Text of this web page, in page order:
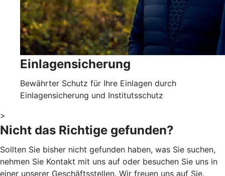
Einlagensicherung
Bewährter Schutz für Ihre Einlagen durch
Einlagensicherung und Institutsschutz
>
Nicht das Richtige gefunden?
Sollten Sie bisher nicht gefunden haben, was Sie suchen,
nehmen Sie Kontakt mit uns auf oder besuchen Sie uns in
einer unserer Geschäftsstellen. Wir freuen uns auf Sie.